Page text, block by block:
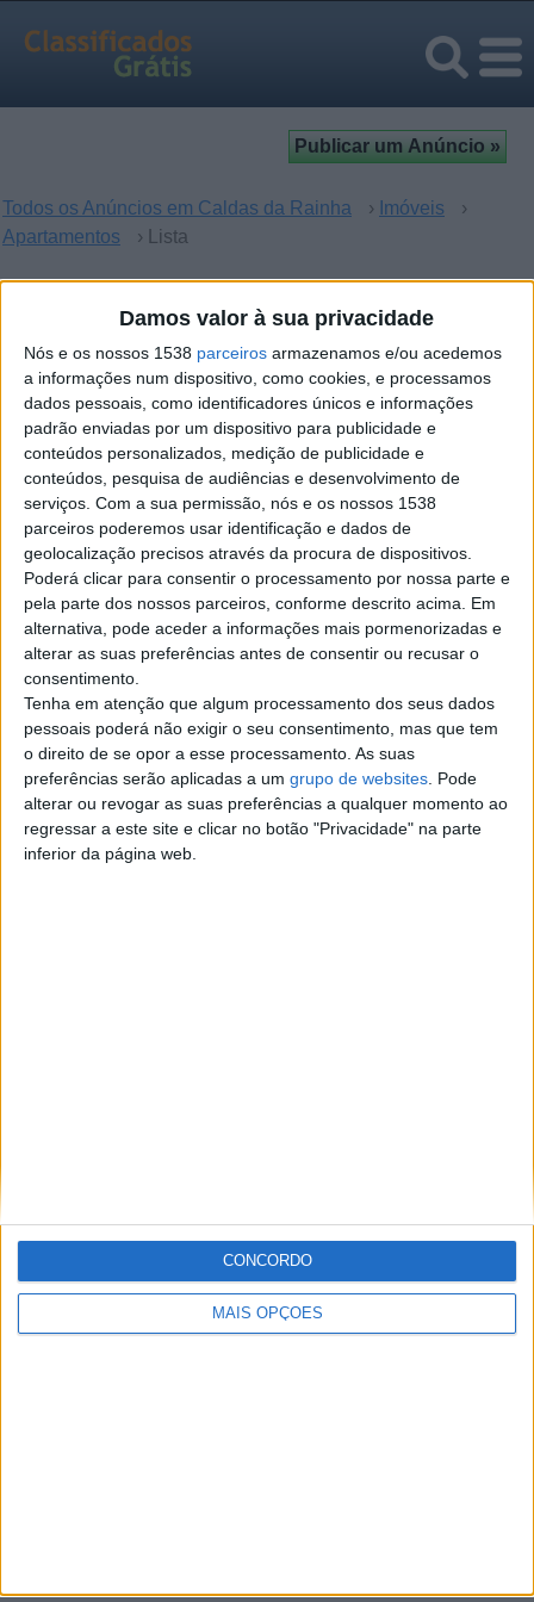
Damos valor à sua privacidade
Nós e os nossos 1538 parceiros armazenamos e/ou acedemos
a informações num dispositivo, como cookies, e processamos
dados pessoais, como identificadores únicos e informações
padrão enviadas por um dispositivo para publicidade e
conteúdos personalizados, medição de publicidade e
conteúdos, pesquisa de audiências e desenvolvimento de
serviços. Com a sua permissão, nós e os nossos 1538
parceiros poderemos usar identificação e dados de
geolocalização precisos através da procura de dispositivos.
Poderá clicar para consentir o processamento por nossa parte e
pela parte dos nossos parceiros, conforme descrito acima. Em
alternativa, pode aceder a informações mais pormenorizadas e
alterar as suas preferências antes de consentir ou recusar o
consentimento.
Tenha em atenção que algum processamento dos seus dados
pessoais poderá não exigir o seu consentimento, mas que tem
o direito de se opor a esse processamento. As suas
preferências serão aplicadas a um grupo de websites. Pode
alterar ou revogar as suas preferências a qualquer momento ao
regressar a este site e clicar no botão "Privacidade" na parte
inferior da página web.
MAIS OPÇÕES
CONCORDO
Todos os Anúncios em Caldas da Rainha › Imóveis
›
Apartamentos
› Lista
Apartamentos em Caldas da
Rainha, Leiria
Desculpe, mas não houve resultados para sua busca. Se
quer enviar um anúncio -
clique aqui
Top cidades
Lisboa
Porto
Amadora
Vila Nova de Gaia
Braga
À cruz